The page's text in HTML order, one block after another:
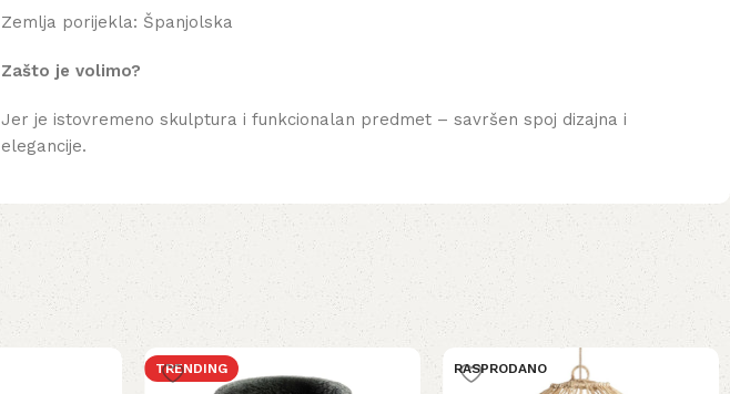
Zemlja porijekla: Španjolska
Zašto je volimo?
Jer je istovremeno skulptura i funkcionalan predmet – savršen spoj dizajna i
elegancije.
TRENDING RASPRODANO